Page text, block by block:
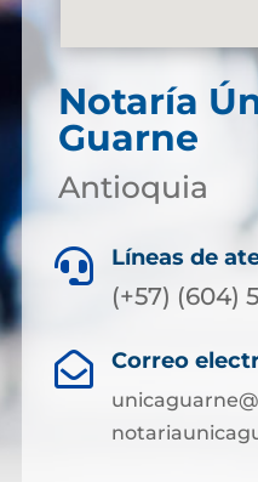
Notaría
Guarne
Antioquia
 Líneas de
(+57) (604)
 Correo